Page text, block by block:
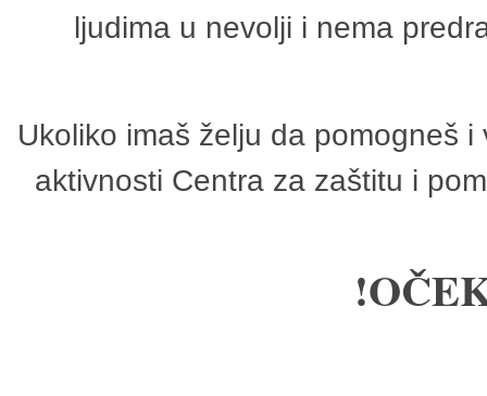
ljudima u nevolji i nema
Ukoliko imaš želju da pomogneš
aktivnosti Centra za zaštitu i